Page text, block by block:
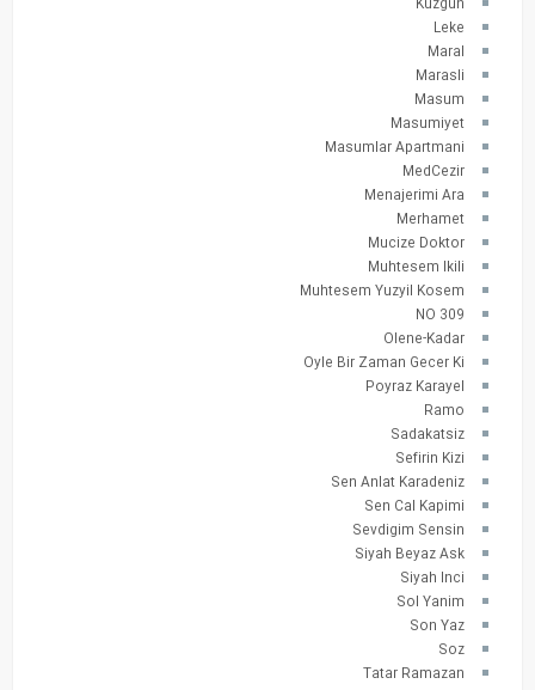
Kuzgun
Leke
Maral
Marasli
Masum
Masumiyet
Masumlar Apartmani
MedCezir
Menajerimi Ara
Merhamet
Mucize Doktor
Muhtesem Ikili
Muhtesem Yuzyil Kosem
NO 309
Olene-Kadar
Oyle Bir Zaman Gecer Ki
Poyraz Karayel
Ramo
Sadakatsiz
Sefirin Kizi
Sen Anlat Karadeniz
Sen Cal Kapimi
Sevdigim Sensin
Siyah Beyaz Ask
Siyah Inci
Sol Yanim
Son Yaz
Soz
Tatar Ramazan